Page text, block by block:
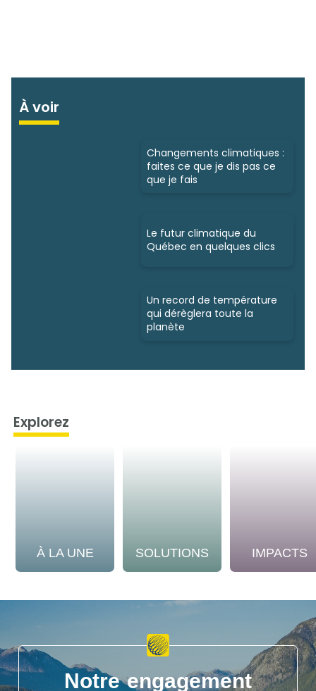
À voir
Changements climatiques :
faites ce que je dis pas ce
que je fais
Le futur climatique du
Québec en quelques clics
Un record de température
qui dérèglera toute la
planète
Explorez
À LA UNE SOLUTIONS IMPACTS
Notre engagement